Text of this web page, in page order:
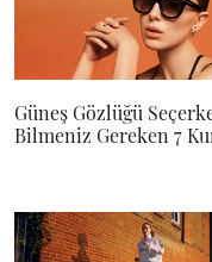
Güneş Gözlüğü
Bilmeniz Gereken 7